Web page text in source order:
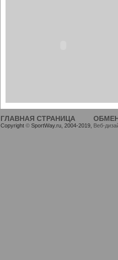
ГЛАВНАЯ СТРАНИЦА
Copyright © SportWay.ru, 2004-2019, Веб-